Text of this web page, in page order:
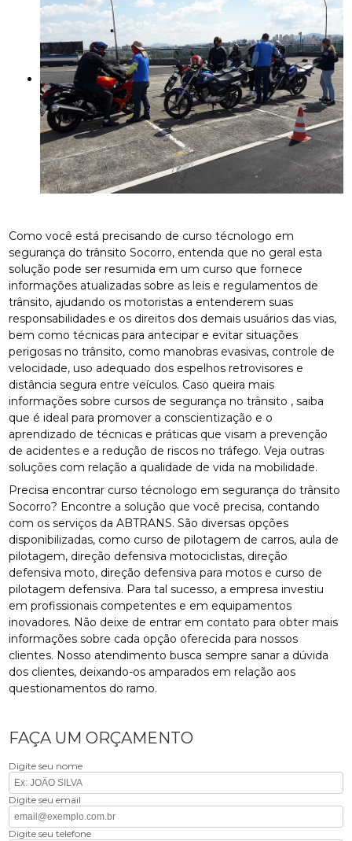
Como você está precisando de curso técnologo em
segurança do trânsito Socorro, entenda que no geral esta
solução pode ser resumida em um curso que fornece
informações atualizadas sobre as leis e regulamentos de
trânsito, ajudando os motoristas a entenderem suas
responsabilidades e os direitos dos demais usuários das vias,
bem como técnicas para antecipar e evitar situações
perigosas no trânsito, como manobras evasivas, controle de
velocidade, uso adequado dos espelhos retrovisores e
distância segura entre veículos. Caso queira mais
informações sobre cursos de segurança no trânsito , saiba
que é ideal para promover a conscientização e o
aprendizado de técnicas e práticas que visam a prevenção
de acidentes e a redução de riscos no tráfego. Veja outras
soluções com relação a qualidade de vida na mobilidade.
Precisa encontrar curso técnologo em segurança do trânsito
Socorro? Encontre a solução que você precisa, contando
com os serviços da ABTRANS. São diversas opções
disponibilizadas, como curso de pilotagem de carros, aula de
pilotagem, direção defensiva motociclistas, direção
defensiva moto, direção defensiva para motos e curso de
pilotagem defensiva. Para tal sucesso, a empresa investiu
em profissionais competentes e em equipamentos
inovadores. Não deixe de entrar em contato para obter mais
informações sobre cada opção oferecida para nossos
clientes. Nosso atendimento busca sempre sanar a dúvida
dos clientes, deixando-os amparados em relação aos
questionamentos do ramo.
FAÇA UM ORÇAMENTO
Digite seu nome
Digite seu email
Digite seu telefone